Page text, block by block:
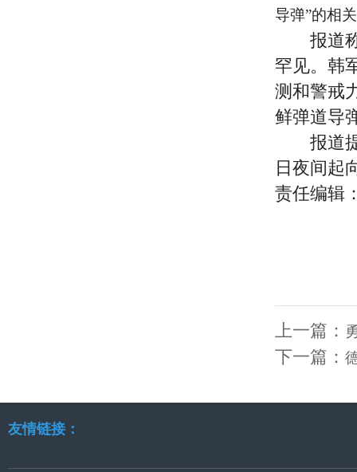
导弹”的相
报道称
罕见。韩
测和警戒
鲜弹道导
报道提
日夜间起
责任编辑
上一篇：
下一篇：
友情链接：